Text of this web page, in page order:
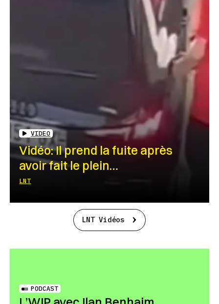
VIDEO
Vidéo: Il prend la fuite après
avoir fait le plein…
LNT
LNT Vidéos
PODCAST